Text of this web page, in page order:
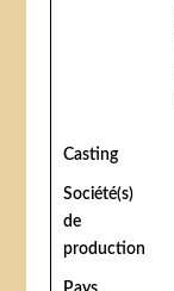
Casting
Société(s)
de
production